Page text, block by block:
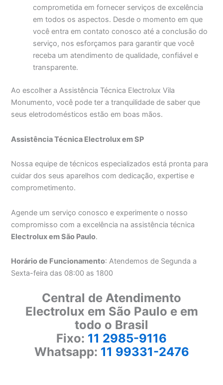
comprometida em fornecer serviços de excelência
em todos os aspectos. Desde o momento em que
você entra em contato conosco até a conclusão do
serviço, nos esforçamos para garantir que você
receba um atendimento de qualidade, confiável e
transparente.
Ao escolher a Assistência Técnica Electrolux Vila
Monumento, você pode ter a tranquilidade de saber que
seus eletrodomésticos estão em boas mãos.
Assistência Técnica Electrolux em SP
Nossa equipe de técnicos especializados está pronta para
cuidar dos seus aparelhos com dedicação, expertise e
comprometimento.
Agende um serviço conosco e experimente o nosso
compromisso com a excelência na assistência técnica
Electrolux em São Paulo.
Horário de Funcionamento: Atendemos de Segunda a
Sexta-feira das 08:00 as 1800
Central de Atendimento
Electrolux em São Paulo e em
todo o Brasil
Fixo: 11 2985-9116
Whatsapp: 11 99331-2476